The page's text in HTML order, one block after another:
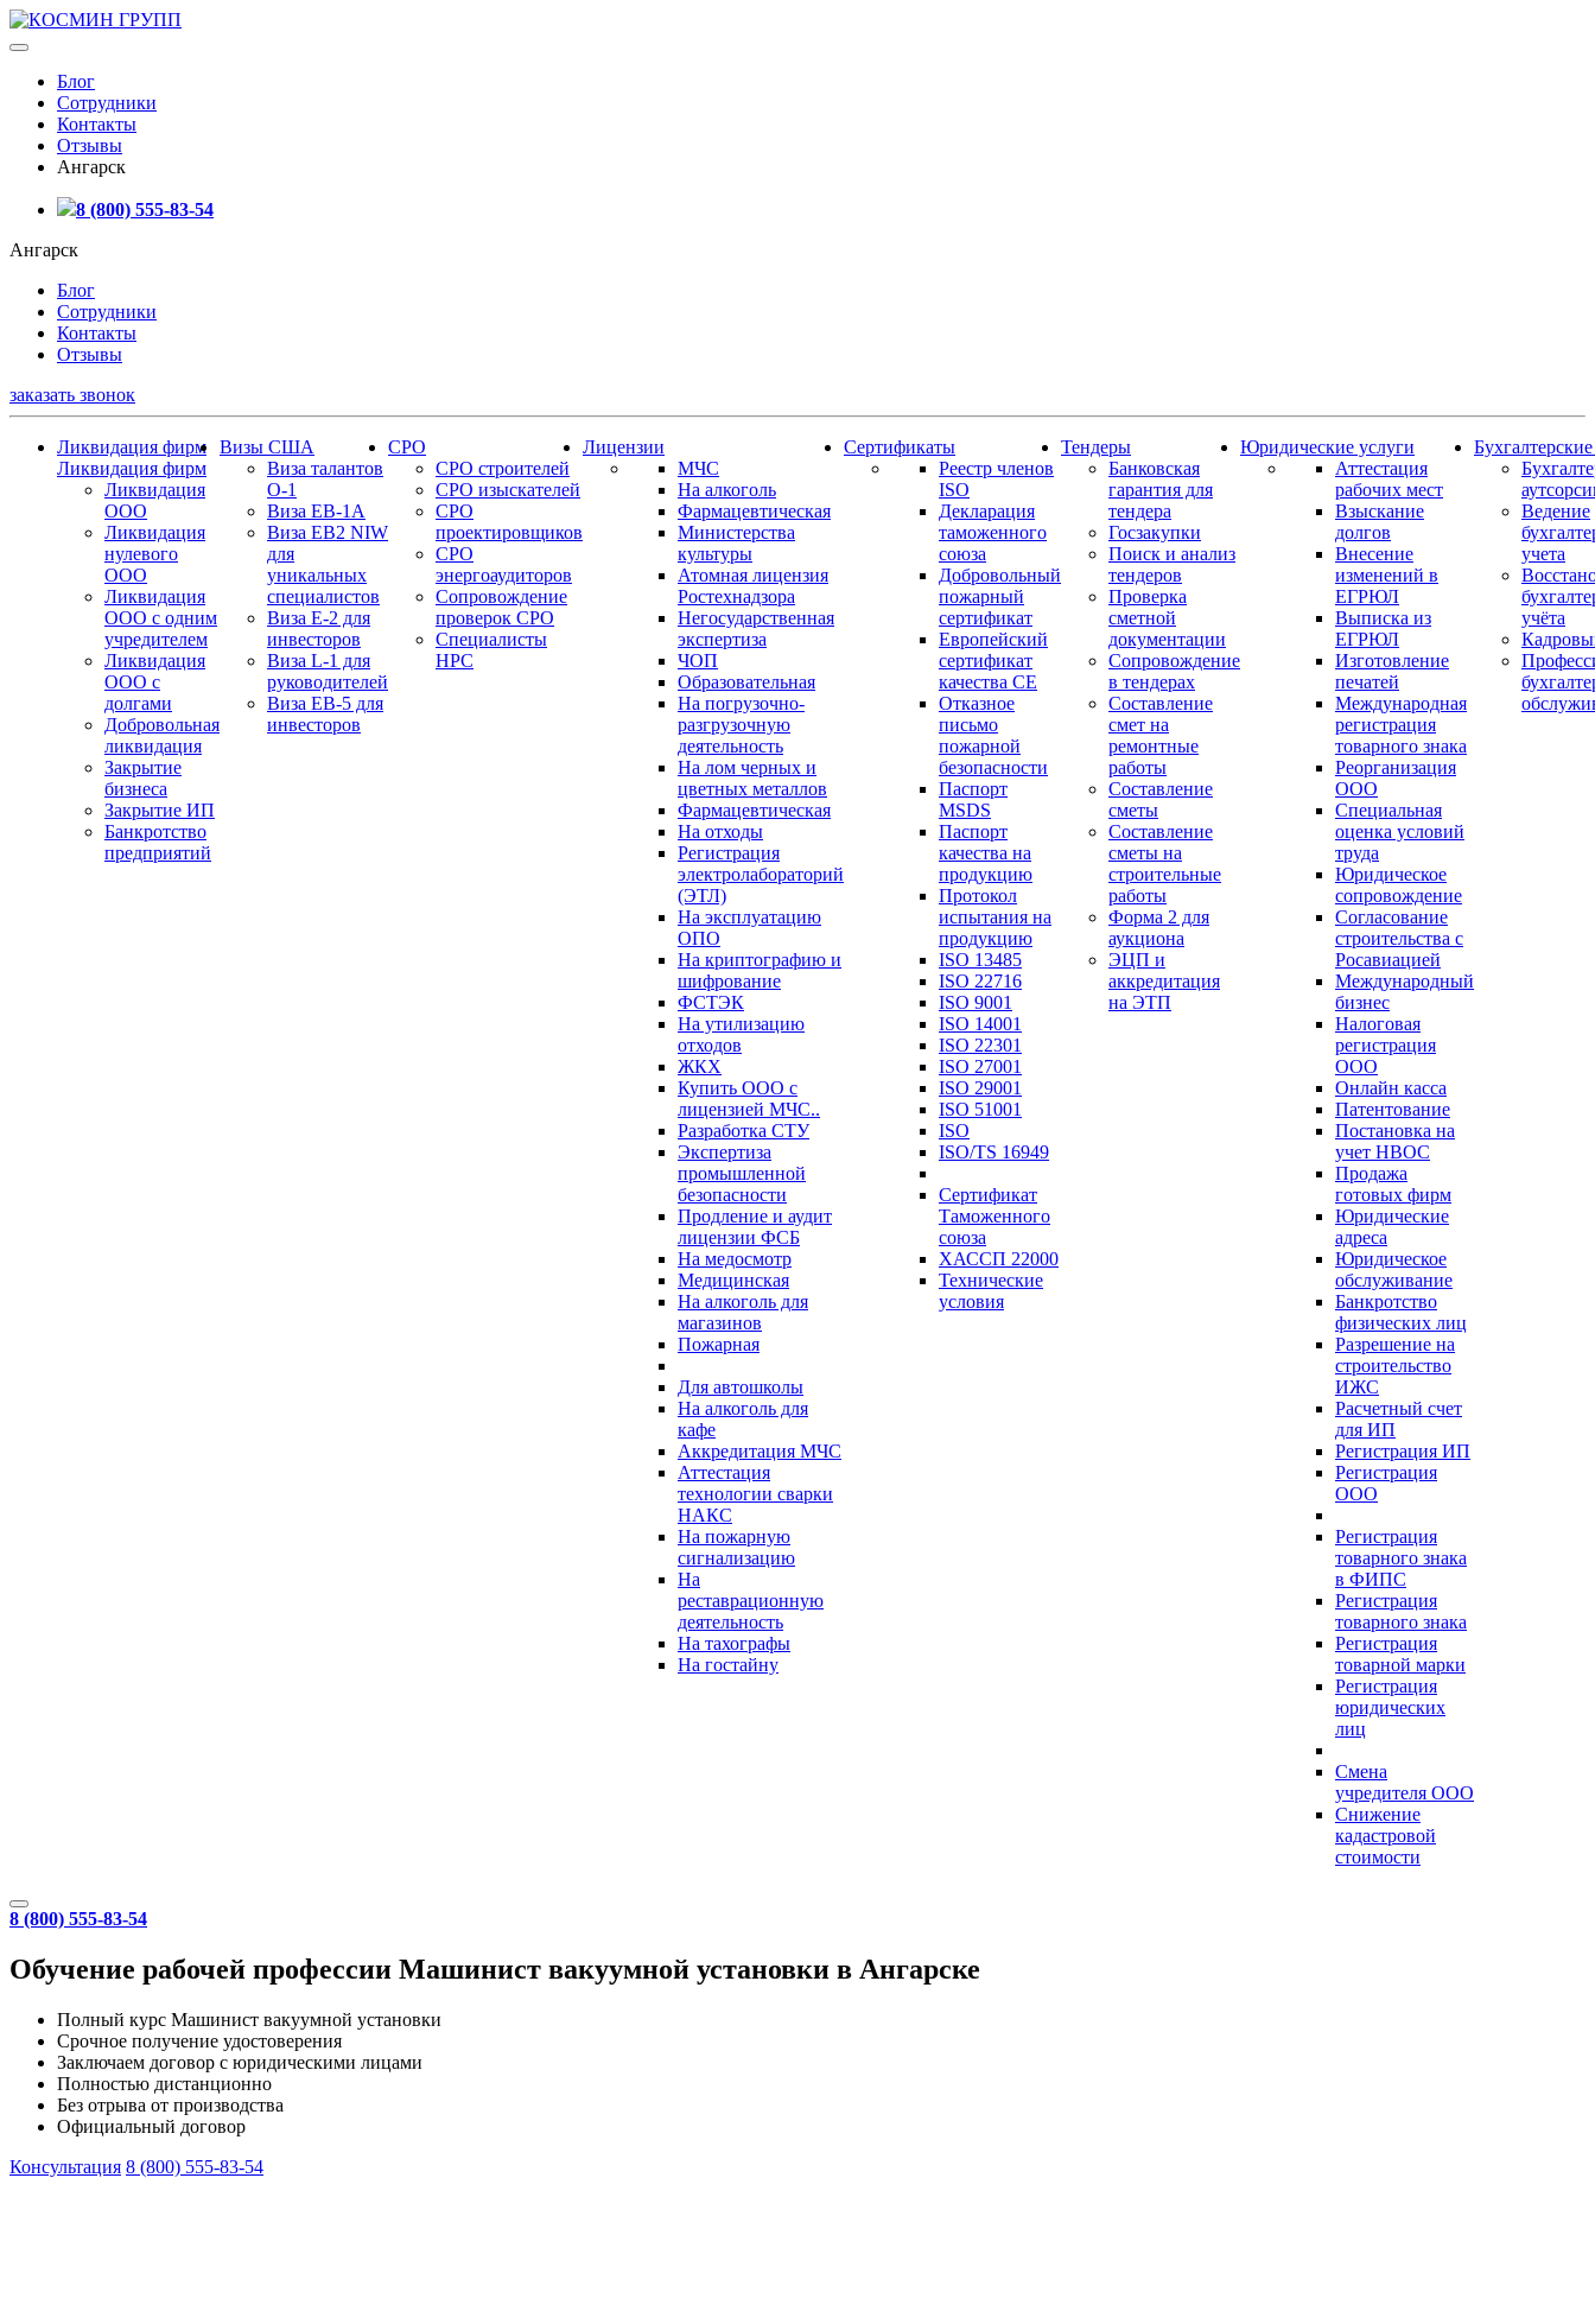
Блог
Сотрудники
Контакты
Отзывы
Ангарск
8 (800) 555-83-54
Ангарск
Блог
Сотрудники
Контакты
Отзывы
заказать звонок
Ликвидация фирм
Ликвидация фирм
Ликвидация
ООО
Ликвидация
нулевого
ООО
Ликвидация
ООО с одним
учредителем
Ликвидация
ООО с
долгами
Добровольная
ликвидация
Закрытие
бизнеса
Закрытие ИП
Банкротство
предприятий
Визы США
Виза талантов
О-1
Виза EB-1A
Виза EB2 NIW
для
уникальных
специалистов
Виза E-2 для
инвесторов
Виза L-1 для
руководителей
Виза EB-5 для
инвесторов
СРО
СРО строителей
СРО изыскателей
СРО
проектировщиков
СРО
энергоаудиторов
Сопровождение
проверок СРО
Специалисты
НРС
Лицензии
МЧС
На алкоголь
Фармацевтическая
Министерства
культуры
Атомная лицензия
Ростехнадзора
Негосударственная
экспертиза
ЧОП
Образовательная
На погрузочно-
разгрузочную
деятельность
На лом черных и
цветных металлов
Фармацевтическая
На отходы
Регистрация
электролабораторий
(ЭТЛ)
На эксплуатацию
ОПО
На криптографию и
шифрование
ФСТЭК
На утилизацию
отходов
ЖКХ
Купить ООО с
лицензией МЧС..
Разработка СТУ
Экспертиза
промышленной
безопасности
Продление и аудит
лицензии ФСБ
На медосмотр
Медицинская
На алкоголь для
магазинов
Пожарная
Для автошколы
На алкоголь для
кафе
Аккредитация МЧС
Аттестация
технологии сварки
НАКС
На пожарную
сигнализацию
На
реставрационную
деятельность
На тахографы
На гостайну
Сертификаты
Реестр членов
ISO
Декларация
таможенного
союза
Добровольный
пожарный
сертификат
Европейский
сертификат
качества СЕ
Отказное
письмо
пожарной
безопасности
Паспорт
МSDS
Паспорт
качества на
продукцию
Протокол
испытания на
продукцию
ISO 13485
ISO 22716
ISO 9001
ISO 14001
ISO 22301
ISO 27001
ISO 29001
ISO 51001
ISO
ISO/TS 16949
Сертификат
Таможенного
союза
ХАССП 22000
Технические
условия
Тендеры
Банковская
гарантия для
тендера
Госзакупки
Поиск и анализ
тендеров
Проверка
сметной
документации
Сопровождение
в тендерах
Составление
смет на
ремонтные
работы
Составление
сметы
Составление
сметы на
строительные
работы
Форма 2 для
аукциона
ЭЦП и
аккредитация
на ЭТП
Юридические услуги
Аттестация
рабочих мест
Взыскание
долгов
Внесение
изменений в
ЕГРЮЛ
Выписка из
ЕГРЮЛ
Изготовление
печатей
Международная
регистрация
товарного знака
Реорганизация
ООО
Специальная
оценка условий
труда
Юридическое
сопровождение
Согласование
строительства с
Росавиацией
Международный
бизнес
Налоговая
регистрация
ООО
Онлайн касса
Патентование
Постановка на
учет НВОС
Продажа
готовых фирм
Юридические
адреса
Юридическое
обслуживание
Банкротство
физических лиц
Разрешение на
строительство
ИЖС
Расчетный счет
для ИП
Регистрация ИП
Регистрация
ООО
Регистрация
товарного знака
в ФИПС
Регистрация
товарного знака
Регистрация
товарной марки
Регистрация
юридических
лиц
Смена
учредителя ООО
Снижение
кадастровой
стоимости
Ведение
учета
учёта
8 (800) 555-83-54
Обучение рабочей профессии Машинист вакуумной установки в Ангарске
Полный курс Машинист вакуумной установки
Срочное получение удостоверения
Заключаем договор с юридическими лицами
Полностью дистанционно
Без отрыва от производства
Официальный договор
Консультация 8 (800) 555-83-54